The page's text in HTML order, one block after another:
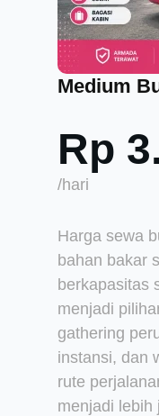
Medium
Rp
/hari
Harga sewa
bahan bakar
berkapasitas
menjadi
gathering
instansi, dan
rute
menjadi lebih